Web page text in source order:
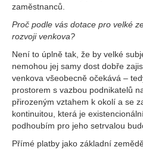
zaměstnanců.
Proč podle vás dotace pro velké
rozvoji venkova?
Není to úplně tak, že by velké
nemohou jej samy dost dobře
venkova všeobecně očekává –
prostorem s vazbou podnikatelů
přirozeným vztahem k okolí a se
kontinuitou, která je
podhoubím pro jeho setrvalou
Přímé platby jako základní